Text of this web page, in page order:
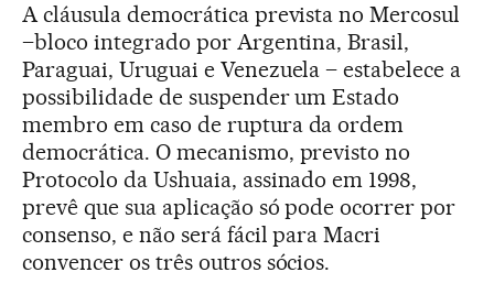
A cláusula democrática prevista no Mercosul
–bloco integrado por Argentina, Brasil,
Paraguai, Uruguai e Venezuela – estabelece a
possibilidade de suspender um Estado
membro em caso de ruptura da ordem
democrática. O mecanismo, previsto no
Protocolo da Ushuaia, assinado em 1998,
prevê que sua aplicação só pode ocorrer por
consenso, e não será fácil para Macri
convencer os três outros sócios.